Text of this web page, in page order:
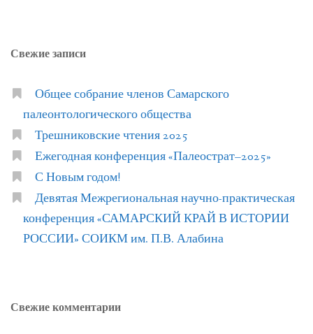
Свежие записи
Общее собрание членов Самарского
палеонтологического общества
Трешниковские чтения 2025
Ежегодная конференция «Палеострат–2025»
С Новым годом!
Девятая Межрегиональная научно-практическая
конференция «САМАРСКИЙ КРАЙ В ИСТОРИИ
РОССИИ» СОИКМ им. П.В. Алабина
Свежие комментарии